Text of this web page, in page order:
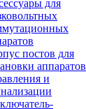
для
постов для
аппаратов
и